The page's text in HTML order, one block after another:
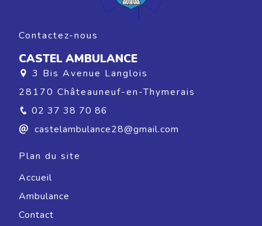
Contactez-nous
CASTEL AMBULANCE
3 Bis Avenue Langlois
28170 Châteauneuf-en-Thymerais
02 37 38 70 86
castelambulance28@gmail.com
Plan du site
Accueil
Ambulance
Contact